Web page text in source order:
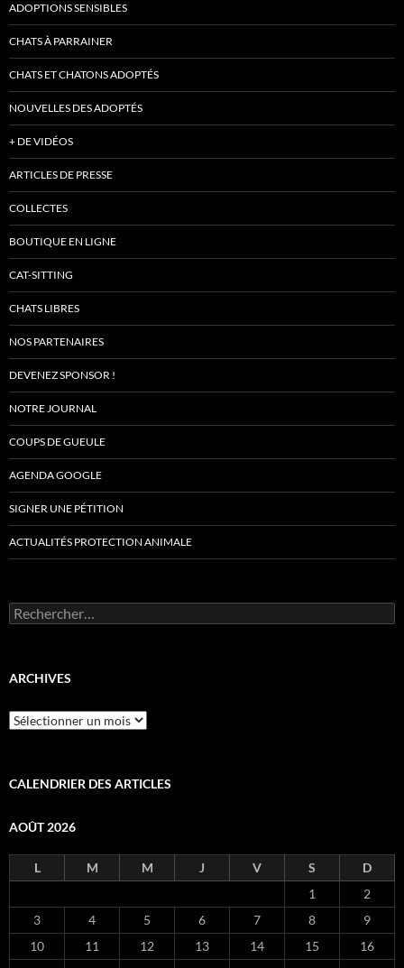
ADOPTIONS SENSIBLES
CHATS À PARRAINER
CHATS ET CHATONS ADOPTÉS
NOUVELLES DES ADOPTÉS
+ DE VIDÉOS
ARTICLES DE PRESSE
COLLECTES
BOUTIQUE EN LIGNE
CAT-SITTING
CHATS LIBRES
NOS PARTENAIRES
DEVENEZ SPONSOR !
NOTRE JOURNAL
COUPS DE GUEULE
AGENDA GOOGLE
SIGNER UNE PÉTITION
ACTUALITÉS PROTECTION ANIMALE
Rechercher :
ARCHIVES
Archives
CALENDRIER DES ARTICLES
AOÛT 2026
L M M J V S
D
1
2
3
4 5 6 7 8
9
10
11 12 13 14 15
16